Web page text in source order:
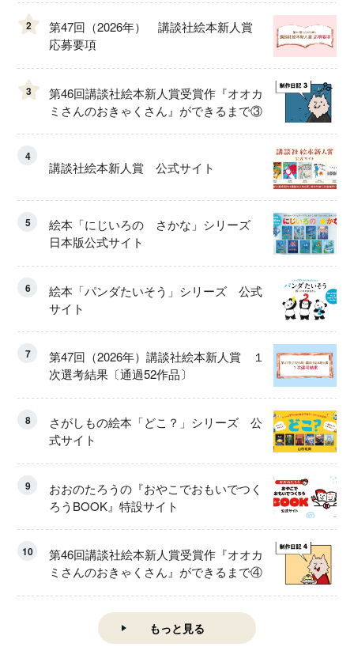
2
第47回（2026年） 講談社絵本新人賞
応募要項
3
第46回講談社絵本新人賞受賞作『オオカ
ミさんのおきゃくさん』ができるまで③
4
講談社絵本新人賞 公式サイト
5
絵本「にじいろの さかな」シリーズ
日本版公式サイト
6
絵本「パンダたいそう」シリーズ 公式
サイト
7
第47回（2026年）講談社絵本新人賞 １
次選考結果〔通過52作品〕
8
さがしもの絵本「どこ？」シリーズ 公
式サイト
9
おおのたろうの『おやこでおもいでつく
ろうBOOK』特設サイト
10
第46回講談社絵本新人賞受賞作『オオカ
ミさんのおきゃくさん』ができるまで④
もっと見る